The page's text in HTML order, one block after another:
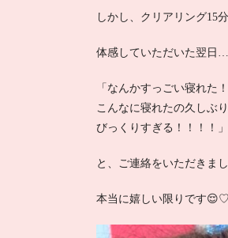
しかし、クリアリング15
体感していただいた翌日…
「なんかすっごい寝れた！
こんなに寝れたの久しぶ
びっくりすぎる！！！！」
と、ご連絡をいただきま
本当に嬉しい限りです